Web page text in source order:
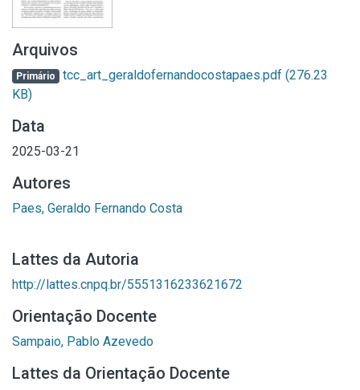
Arquivos
Primário tcc_art_geraldofernandocostapaes.pdf (276.23
KB)
Data
2025-03-21
Autores
Paes, Geraldo Fernando Costa
Lattes da Autoria
http://lattes.cnpq.br/5551316233621672
Orientação Docente
Sampaio, Pablo Azevedo
Lattes da Orientação Docente